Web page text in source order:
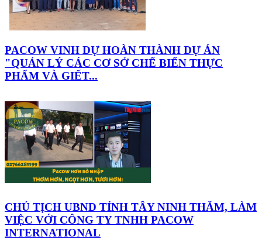
PACOW VINH DỰ HOÀN THÀNH DỰ ÁN
"QUẢN LÝ CÁC CƠ SỞ CHẾ BIẾN THỰC
PHẨM VÀ GIẾT...
CHỦ TỊCH UBND TỈNH TÂY NINH THĂM, LÀM
VIỆC VỚI CÔNG TY TNHH PACOW
INTERNATIONAL